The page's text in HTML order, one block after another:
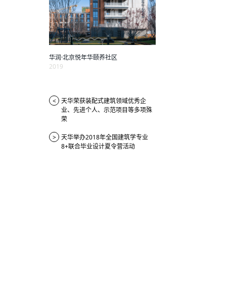
华润·北京悦年华颐养社区
2019
<
天华荣获装配式建筑领域优秀企
业、先进个人、示范项目等多项殊
荣
>
天华举办2018年全国建筑学专业
8+联合毕业设计夏令营活动